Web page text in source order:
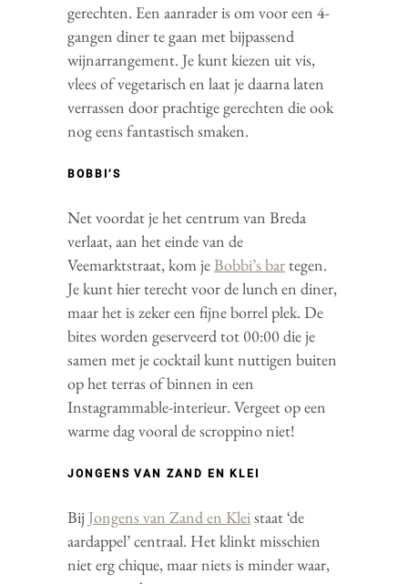
gerechten. Een aanrader is om voor een 4-
gangen diner te gaan met bijpassend
wijnarrangement. Je kunt kiezen uit vis,
vlees of vegetarisch en laat je daarna laten
verrassen door prachtige gerechten die ook
nog eens fantastisch smaken.
BOBBI’S
Net voordat je het centrum van Breda
verlaat, aan het einde van de
Veemarktstraat, kom jeBobbi’s bartegen.
Je kunt hier terecht voor de lunch en diner,
maar het is zeker een fijne borrel plek. De
bites worden geserveerd tot 00:00 die je
samen met je cocktail kunt nuttigen buiten
op het terras of binnen in een
Instagrammable-interieur. Vergeet op een
warme dag vooral de scroppino niet!
JONGENS VAN ZAND EN KLEI
Bij Jongens van Zand en Kleistaat ‘de
aardappel’ centraal. Het klinkt misschien
niet erg chique, maar niets is minder waar,